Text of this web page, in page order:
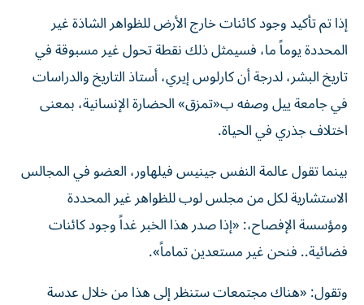
إذا تم تأكيد وجود كائنات خارج الأرض للظواهر الشاذة غير
المحددة يوماً ما، فسيمثل ذلك نقطة تحول غير مسبوقة في
تاريخ البشر، لدرجة أن كارلوس إيري، أستاذ التاريخ والدراسات
في جامعة ييل وصفه ب«تمزق» الحضارة الإنسانية، بمعنى
اختلاف جذري في الحياة.
بينما تقول عالمة النفس جينيس فيلهاور، العضو في المجالس
الاستشارية لكل من مجلس لوب للظواهر غير المحددة
ومؤسسة الإفصاح،: «إذا صدر هذا الخبر غداً وجود كائنات
فضائية.. فنحن غير مستعدين تماماً».
وتقول: «هناك مجتمعات ستنظر إلى هذا من خلال عدسة